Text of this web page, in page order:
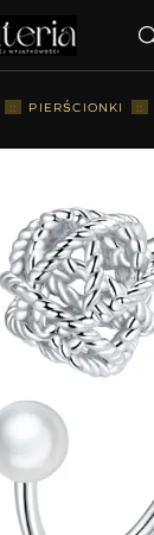
:: PIERŚCIONKI ::